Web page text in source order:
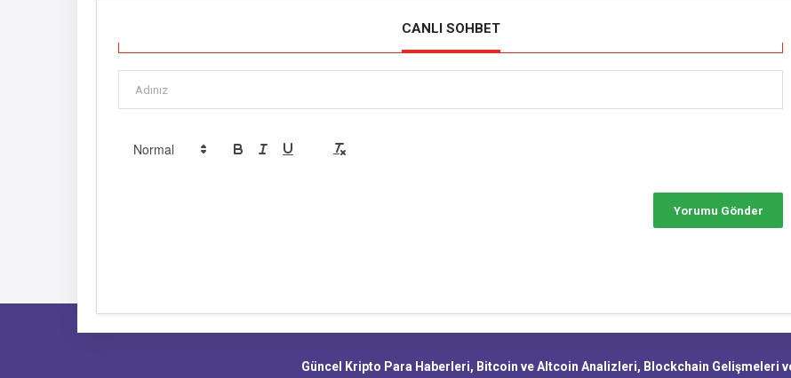
CANLI SOHBET
Güncel Kripto Para Haberleri, Bitcoin ve Altcoin Analizleri, Blockchain Gelişmeleri